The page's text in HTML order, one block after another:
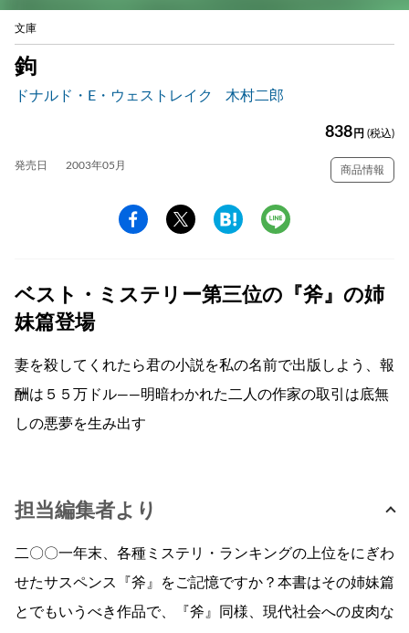
文庫
鉤
ドナルド・E・ウェストレイク 木村二郎
838 円 (税込)
発売日 2003年05月 商品情報
ベスト・ミステリー第三位の『斧』の姉
妹篇登場
妻を殺してくれたら君の小説を私の名前で出版しよう、報
酬は５５万ドル――明暗わかれた二人の作家の取引は底無
しの悪夢を生み出す
担当編集者より
二〇〇一年末、各種ミステリ・ランキングの上位をにぎわ
せたサスペンス『斧』をご記憶ですか？本書はその姉妹篇
とでもいうべき作品で、『斧』同様、現代社会への皮肉な